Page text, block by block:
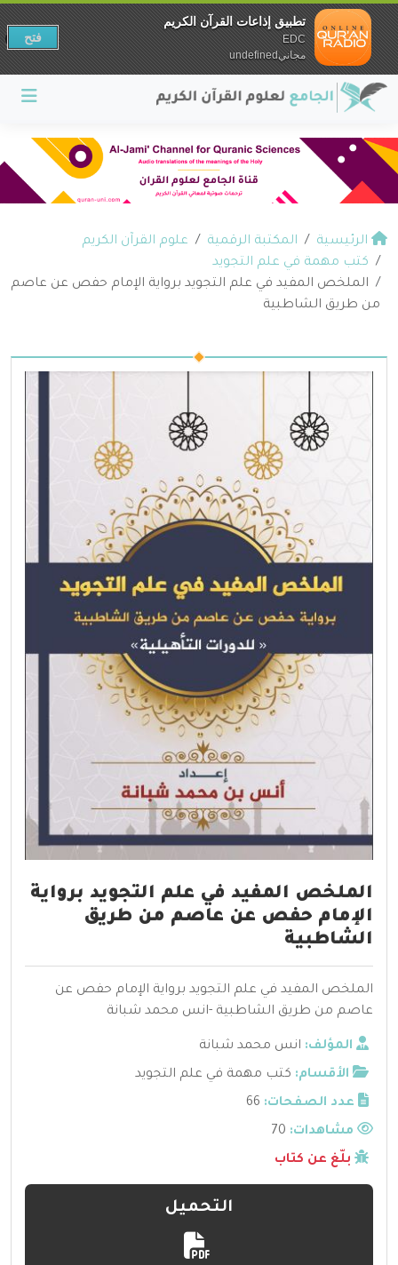
الرئيسية المكتبة الرقمية
علوم القرآن الكريم
كتب مهمة في علم التجويد
الملخص المفيد في علم التجويد برواية الإمام حفص عن عاصم
من طريق الشاطبية
الملخص المفيد في علم التجويد برواية
الإمام حفص عن عاصم من طريق
الشاطبية
الملخص المفيد في علم التجويد برواية الإمام حفص عن
عاصم من طريق الشاطبية -انس محمد شبانة
المؤلف: انس محمد شبانة
الأقسام: كتب مهمة في علم التجويد
عدد الصفحات: 66
مشاهدات:
بلّغ عن كتاب
التحميل
تطبيق إذاعات القرآن الكريم
EDC
مجانيundefined
فتح